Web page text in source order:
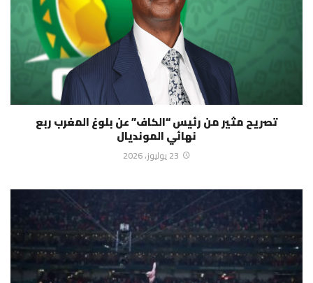
تصريح مثير من رئيس “الكاف” عن بلوغ المغرب ربع
نهائي المونديال
23 يوليوز، 2026